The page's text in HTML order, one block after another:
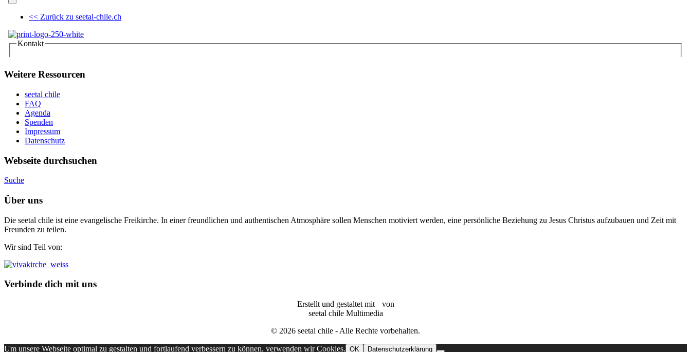
Weitere Ressourcen
seetal chile
FAQ
Agenda
Spenden
Impressum
Datenschutz
Webseite durchsuchen
Suche
Über uns
Die seetal chile ist eine evangelische Freikirche. In einer freundlichen und authentischen Atmosphäre sollen Menschen motiviert werden, eine persönliche Beziehung zu Jesus Christus aufzubauen und Zeit mit
Freunden zu teilen.
Wir sind Teil von:
Verbinde dich mit uns
Erstellt und gestaltet mit
von
seetal chile Multimedia
© 2026 seetal chile - Alle Rechte vorbehalten.
Um unsere Webseite optimal zu gestalten und fortlaufend verbessern zu können, verwenden wir Cookies. OK Datenschutzerklärung